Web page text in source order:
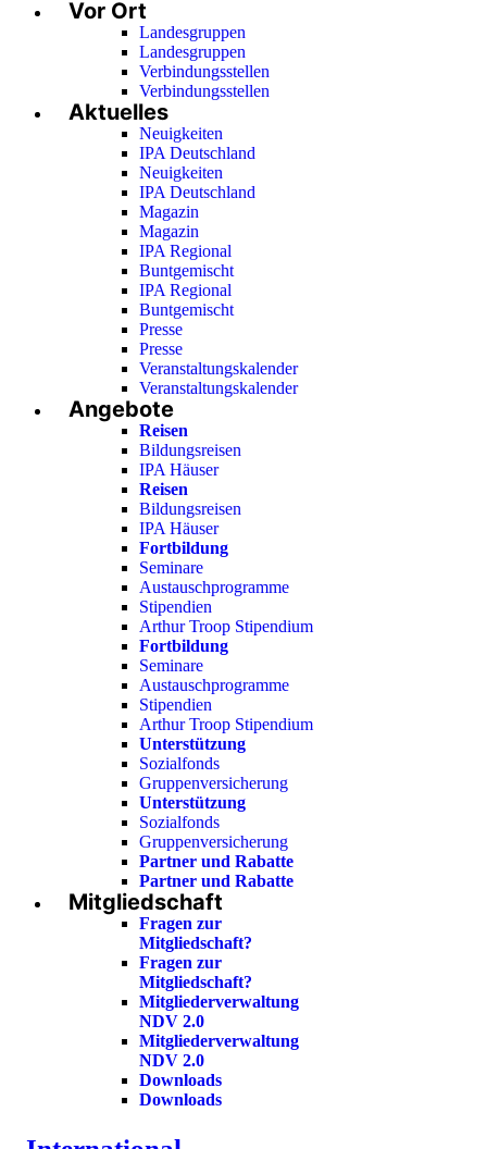
Vor Ort
Landesgruppen
Landesgruppen
Verbindungsstellen
Verbindungsstellen
Aktuelles
Neuigkeiten
IPA Deutschland
Neuigkeiten
IPA Deutschland
Magazin
Magazin
IPA Regional
Buntgemischt
IPA Regional
Buntgemischt
Presse
Presse
Veranstaltungskalender
Veranstaltungskalender
Angebote
Reisen
Bildungsreisen
IPA Häuser
Reisen
Bildungsreisen
IPA Häuser
Fortbildung
Seminare
Austauschprogramme
Stipendien
Arthur Troop Stipendium
Fortbildung
Seminare
Austauschprogramme
Stipendien
Arthur Troop Stipendium
Unterstützung
Sozialfonds
Gruppenversicherung
Unterstützung
Sozialfonds
Gruppenversicherung
Partner und Rabatte
Partner und Rabatte
Mitgliedschaft
Fragen zur
Mitgliedschaft?
Fragen zur
Mitgliedschaft?
Mitgliederverwaltung
NDV 2.0
Mitgliederverwaltung
NDV 2.0
Downloads
Downloads